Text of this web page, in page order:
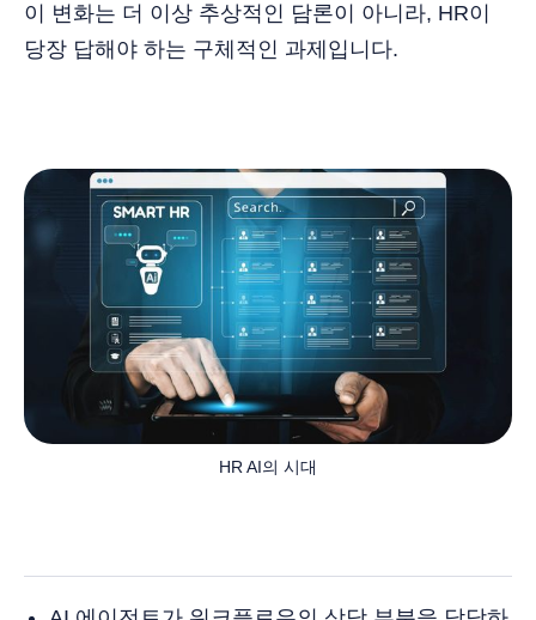
이 변화는 더 이상 추상적인 담론이 아니라, HR이
당장 답해야 하는 구체적인 과제입니다.
HR AI의 시대